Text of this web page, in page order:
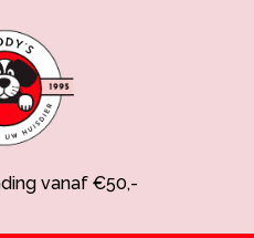
vanaf €50,-
voor korting!